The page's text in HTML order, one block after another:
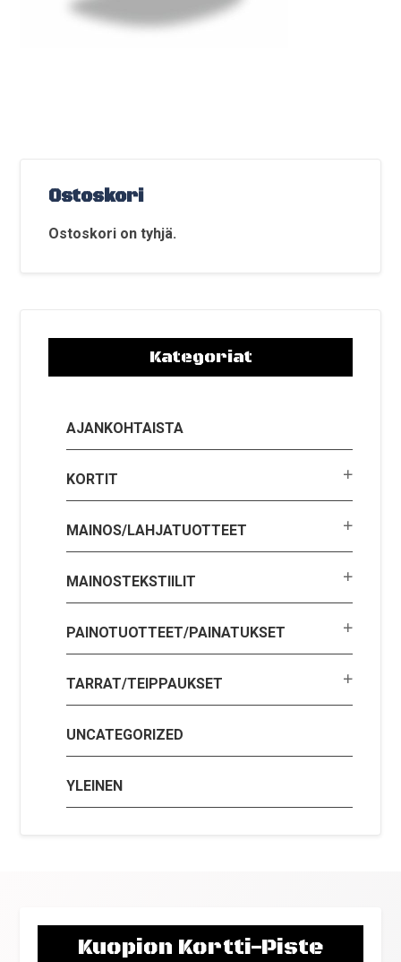
Ostoskori
Ostoskori on tyhjä.
Kategoriat
AJANKOHTAISTA
KORTIT
MAINOS/LAHJATUOTTEET
MAINOSTEKSTIILIT
PAINOTUOTTEET/PAINATUKSET
TARRAT/TEIPPAUKSET
UNCATEGORIZED
YLEINEN
Kuopion Kortti-Piste